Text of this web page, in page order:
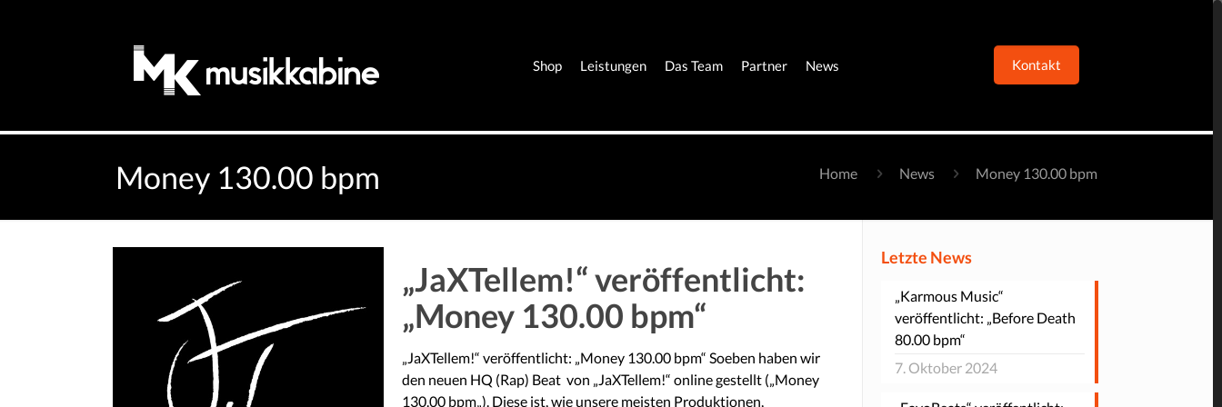
Shop Leistungen Das Team Partner News Kontakt
Money 130.00 bpm Home News Money 130.00 bpm
„JaXTellem!“ veröffentlicht:
„Money 130.00 bpm“
„JaXTellem!“ veröffentlicht: „Money 130.00 bpm“ Soeben haben wir
den neuen HQ (Rap) Beat von „JaXTellem!“ online gestellt („Money
130.00 bpm„). Diese ist, wie unsere meisten Produktionen,
Letzte News
„Karmous Music“
veröffentlicht: „Before Death
80.00 bpm“
7. Oktober 2024